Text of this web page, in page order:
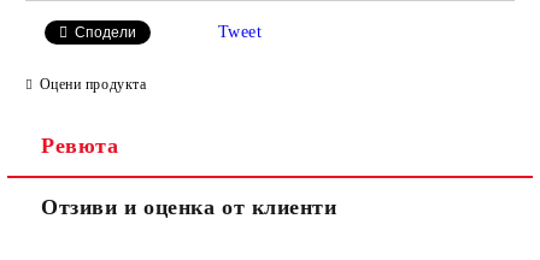
Сподели Tweet
Оцени продукта
Ревюта
Отзиви и оценка от клиенти